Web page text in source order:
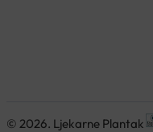
© 2026. Ljekarne Plantak